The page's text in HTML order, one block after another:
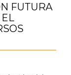
FUTURA